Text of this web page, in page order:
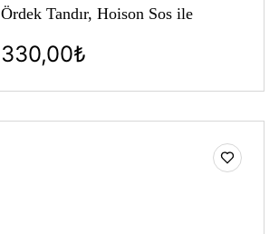
Ördek Tandır, Hoison Sos ile
330,00₺